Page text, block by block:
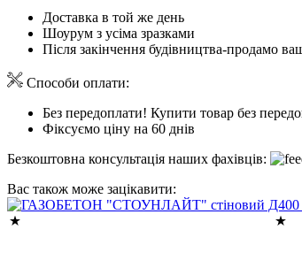
Доставка в той же день
Шоурум з усіма зразками
Після закінчення будівництва-продамо
Способи оплати:
Без передоплати! Купити товар без
Фіксуємо ціну на 60 днів
Безкоштовна консультація наших фахівців:
Вас також може зацікавити: